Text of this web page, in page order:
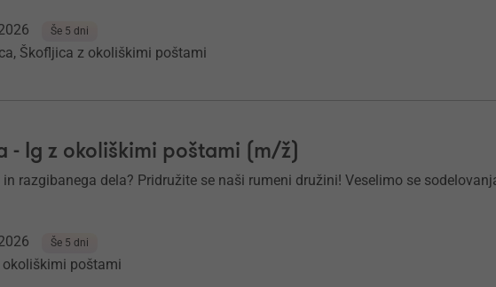
Še 5 dni
Škofljica z okoliškimi poštami
- Ig z okoliškimi poštami (m/ž)
razgibanega dela? Pridružite se naši rumeni družini! Veselimo se
Še 5 dni
okoliškimi poštami